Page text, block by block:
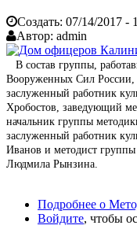
Создать: 07/14/2017 -
Автор: admin
В состав группы,
Вооруженных Сил России,
заслуженный работник
Хробостов, заведующий
начальник группы
заслуженный работник
Иванов и методист группы
Людмила Рынзина.
Подробнее о
Войдите, чтобы